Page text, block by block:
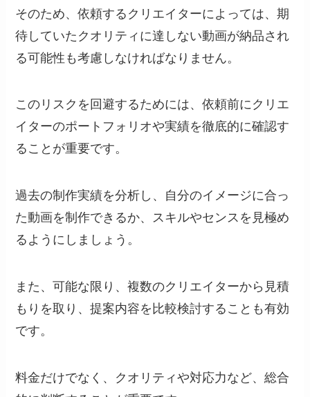
そのため、依頼するクリエイターによっては、期
待していたクオリティに達しない動画が納品され
る可能性も考慮しなければなりません。
このリスクを回避するためには、依頼前にクリエ
イターのポートフォリオや実績を徹底的に確認す
ることが重要です。
過去の制作実績を分析し、自分のイメージに合っ
た動画を制作できるか、スキルやセンスを見極め
るようにしましょう。
また、可能な限り、複数のクリエイターから見積
もりを取り、提案内容を比較検討することも有効
です。
料金だけでなく、クオリティや対応力など、総合